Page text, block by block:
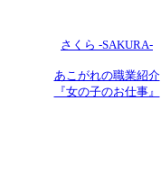
さくら -SAKURA-
あこがれの職業紹介
『女の子のお仕事』